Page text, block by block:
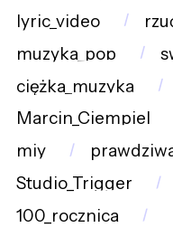
lyric_video
muzyka_pop
ciężka_muzyka
Marcin_Ciempiel
miy
Studio_Trigger
100_rocznica